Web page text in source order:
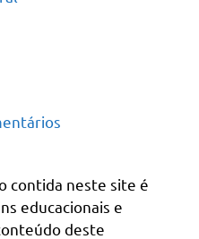
contida neste site é
educacionais e
deste